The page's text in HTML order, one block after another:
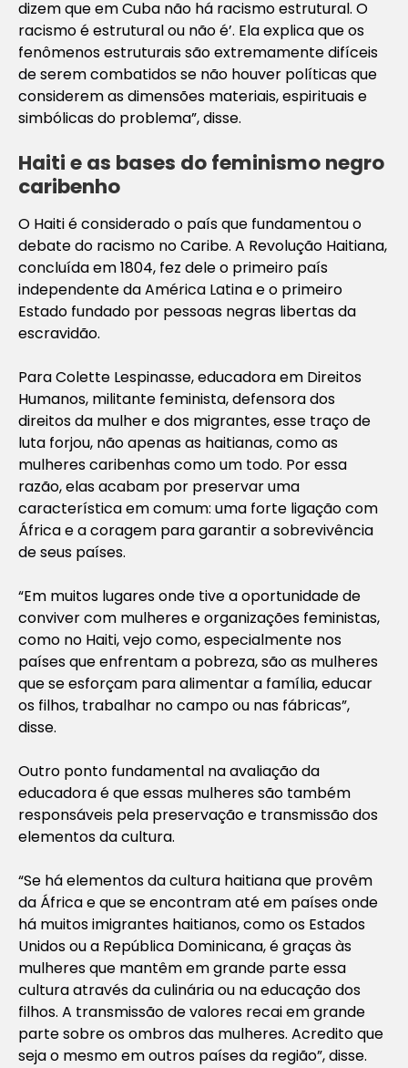
dizem que em Cuba não há racismo estrutural. O
racismo é estrutural ou não é’. Ela explica que os
fenômenos estruturais são extremamente difíceis
de serem combatidos se não houver políticas que
considerem as dimensões materiais, espirituais e
simbólicas do problema”, disse.
Haiti e as bases do feminismo negro
caribenho
O Haiti é considerado o país que fundamentou o
debate do racismo no Caribe. A Revolução Haitiana,
concluída em 1804, fez dele o primeiro país
independente da América Latina e o primeiro
Estado fundado por pessoas negras libertas da
escravidão.
Para Colette Lespinasse, educadora em Direitos
Humanos, militante feminista, defensora dos
direitos da mulher e dos migrantes, esse traço de
luta forjou, não apenas as haitianas, como as
mulheres caribenhas como um todo. Por essa
razão, elas acabam por preservar uma
característica em comum: uma forte ligação com
África e a coragem para garantir a sobrevivência
de seus países.
“Em muitos lugares onde tive a oportunidade de
conviver com mulheres e organizações feministas,
como no Haiti, vejo como, especialmente nos
países que enfrentam a pobreza, são as mulheres
que se esforçam para alimentar a família, educar
os filhos, trabalhar no campo ou nas fábricas”,
disse.
Outro ponto fundamental na avaliação da
educadora é que essas mulheres são também
responsáveis pela preservação e transmissão dos
elementos da cultura.
“Se há elementos da cultura haitiana que provêm
da África e que se encontram até em países onde
há muitos imigrantes haitianos, como os Estados
Unidos ou a República Dominicana, é graças às
mulheres que mantêm em grande parte essa
cultura através da culinária ou na educação dos
filhos. A transmissão de valores recai em grande
parte sobre os ombros das mulheres. Acredito que
seja o mesmo em outros países da região”, disse.